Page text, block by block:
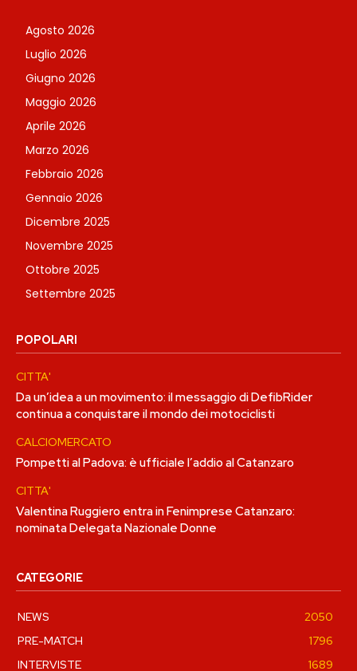
Agosto 2026
Luglio 2026
Giugno 2026
Maggio 2026
Aprile 2026
Marzo 2026
Febbraio 2026
Gennaio 2026
Dicembre 2025
Novembre 2025
Ottobre 2025
Settembre 2025
POPOLARI
CITTA'
Da un’idea a un movimento: il messaggio di DefibRider
continua a conquistare il mondo dei motociclisti
CALCIOMERCATO
Pompetti al Padova: è ufficiale l’addio al Catanzaro
CITTA'
Valentina Ruggiero entra in Fenimprese Catanzaro:
nominata Delegata Nazionale Donne
CATEGORIE
NEWS
2050
PRE-MATCH
1796
INTERVISTE
1689